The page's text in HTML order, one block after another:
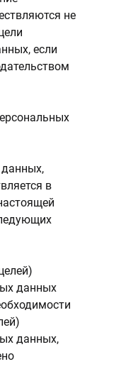
не
если
в
данных
данных,